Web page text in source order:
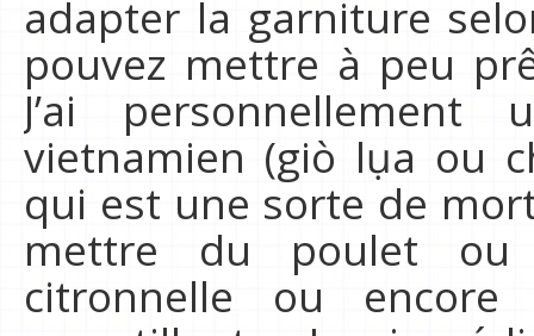
adapter la garniture
pouvez mettre à peu
J’ai
vietnamien (giò lụa ou
qui est une sorte de
mettre du poulet
citronnelle ou